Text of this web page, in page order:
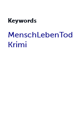
Keywords
MenschLebenTod
Krimi